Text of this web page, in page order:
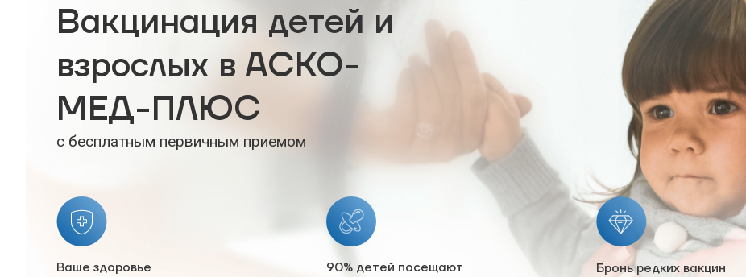
Вакцинация детей и
взрослых в АСКО-
МЕД-ПЛЮС
с бесплатным первичным приемом
Ваше здоровье
90% детей посещают
Бронь редких вакцин